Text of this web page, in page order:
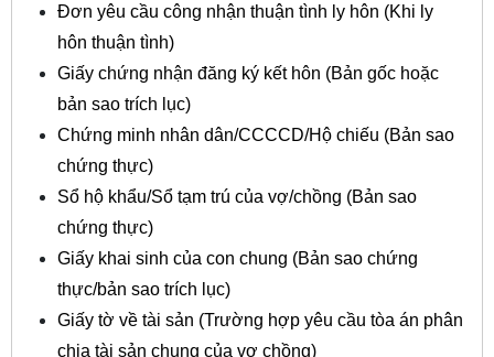
Đơn yêu cầu công nhận thuận tình ly hôn (Khi ly
hôn thuận tình)
Giấy chứng nhận đăng ký kết hôn (Bản gốc hoặc
bản sao trích lục)
Chứng minh nhân dân/CCCCD/Hộ chiếu (Bản sao
chứng thực)
Sổ hộ khẩu/Sổ tạm trú của vợ/chồng (Bản sao
chứng thực)
Giấy khai sinh của con chung (Bản sao chứng
thực/bản sao trích lục)
Giấy tờ về tài sản (Trường hợp yêu cầu tòa án phân
chia tài sản chung của vợ chồng)